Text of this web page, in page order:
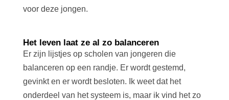
voor deze jongen.
Het leven laat ze al zo balanceren
Er zijn lijstjes op scholen van jongeren die
balanceren op een randje. Er wordt gestemd,
gevinkt en er wordt besloten. Ik weet dat het
onderdeel van het systeem is, maar ik vind het zo